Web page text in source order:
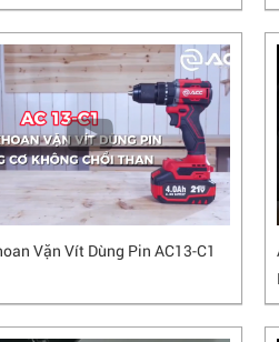
Vặn Vít Dùng Pin AC13-C1